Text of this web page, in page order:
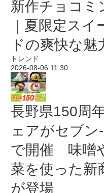
新作チョコミ
｜夏限定スイ
ドの爽快な魅
トレンド
2026-08-06 11:30
長野県150周
ェアがセブン
で開催 味噌
菜を使った新
が登場